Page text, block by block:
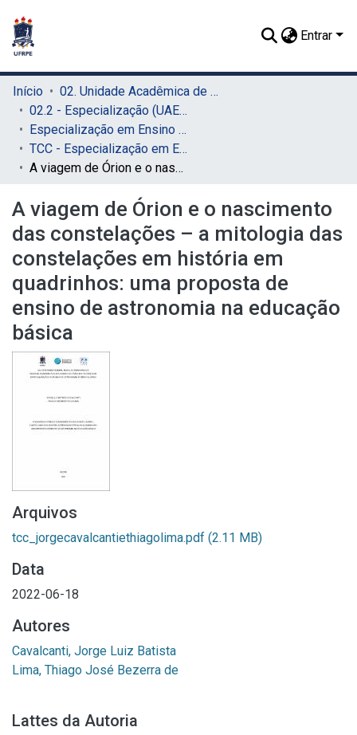
Entrar
Início
02. Unidade Acadêmica de Educação a Distância e Tecnologia (UAEADTec)
02.2 - Especialização (UAEADTec)
Especialização em Ensino de Astronomia (UAEADTec)
TCC - Especialização em Ensino de Astronomia (UAEADTec)
A viagem de Órion e o nascimento das constelações – a mitologia das constelações em história em quadrinhos: uma proposta de ensino de astronomia na educação básica
A viagem de Órion e o nascimento
das constelações – a mitologia das
constelações em história em
quadrinhos: uma proposta de
ensino de astronomia na educação
básica
Arquivos
tcc_jorgecavalcantiethiagolima.pdf (2.11 MB)
Data
2022-06-18
Autores
Cavalcanti, Jorge Luiz Batista
Lima, Thiago José Bezerra de
Lattes da Autoria